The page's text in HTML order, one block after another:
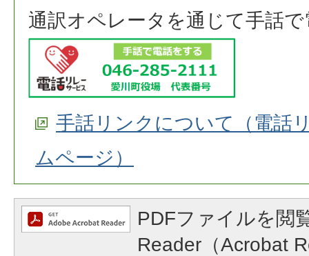
通訳オペレータを通じて手話
手話リンクについて（電話
ムページ）
PDFファイルを閲
Reader（Acrobat